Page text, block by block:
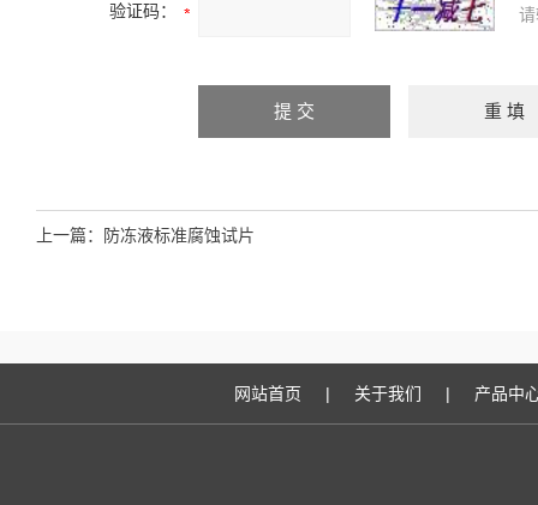
验证码：
上一篇： 防冻液标准腐蚀试片
网站首页 | 关于我们 | 产品中